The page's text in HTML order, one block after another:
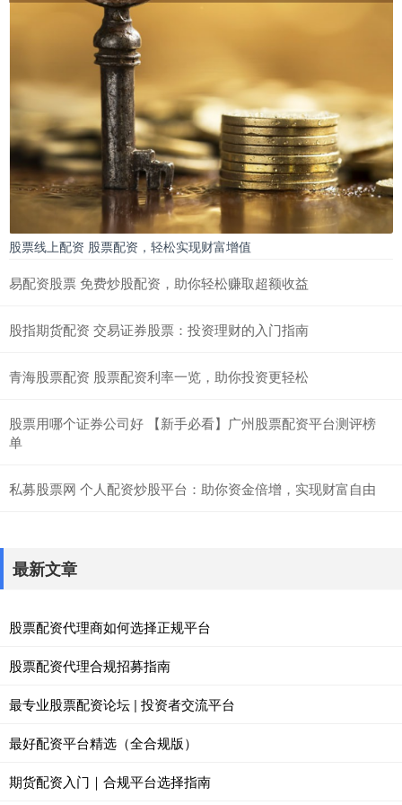
股票线上配资 股票配资，轻松实现财富增值
易配资股票 免费炒股配资，助你轻松赚取超额收益
股指期货配资 交易证券股票：投资理财的入门指南
青海股票配资 股票配资利率一览，助你投资更轻松
股票用哪个证券公司好 【新手必看】广州股票配资平台测评榜
单
私募股票网 个人配资炒股平台：助你资金倍增，实现财富自由
最新文章
股票配资代理商如何选择正规平台
股票配资代理合规招募指南
最专业股票配资论坛 | 投资者交流平台
最好配资平台精选（全合规版）
期货配资入门｜合规平台选择指南